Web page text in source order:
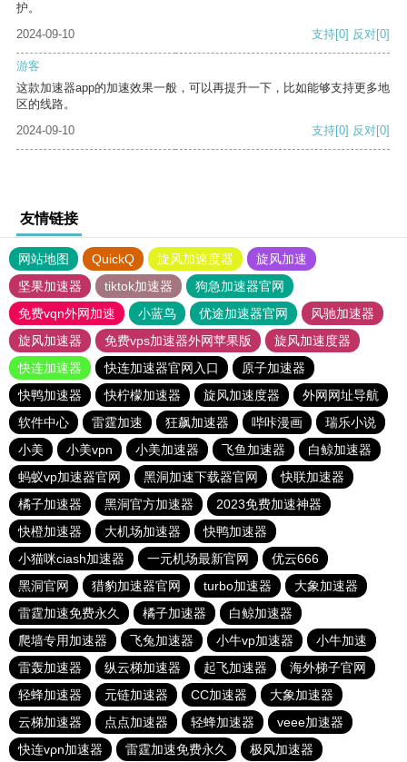
护。
2024-09-10
支持[0] 反对[0]
游客
这款加速器app的加速效果一般，可以再提升一下，比如能够支持更多地
区的线路。
2024-09-10
支持[0] 反对[0]
友情链接
网站地图 QuickQ 旋风加速度器
旋风加速
坚果加速器
tiktok加速器
狗急加速器官网
免费vqn外网加速
小蓝鸟 优途加速器官网
风驰加速器
旋风加速器
免费vps加速器外网苹果版
旋风加速度器
快连加速器
快连加速器官网入口
原子加速器
快鸭加速器
快柠檬加速器 旋风加速度器
外网网址导航
软件中心
雷霆加速 狂飙加速器 哔咔漫画
瑞乐小说
小美
小美vpn 小美加速器 飞鱼加速器
白鲸加速器
蚂蚁vp加速器官网
黑洞加速下载器官网
快联加速器
橘子加速器
黑洞官方加速器
2023免费加速神器
快橙加速器
大机场加速器
快鸭加速器
小猫咪ciash加速器
一元机场最新官网
优云666
黑洞官网
猎豹加速器官网 turbo加速器
大象加速器
雷霆加速免费永久
橘子加速器
白鲸加速器
爬墙专用加速器
飞兔加速器 小牛vp加速器
小牛加速
雷轰加速器
纵云梯加速器 起飞加速器
海外梯子官网
轻蜂加速器
元链加速器 CC加速器
大象加速器
云梯加速器
点点加速器 轻蜂加速器
veee加速器
快连vρn加速器
雷霆加速免费永久 极风加速器